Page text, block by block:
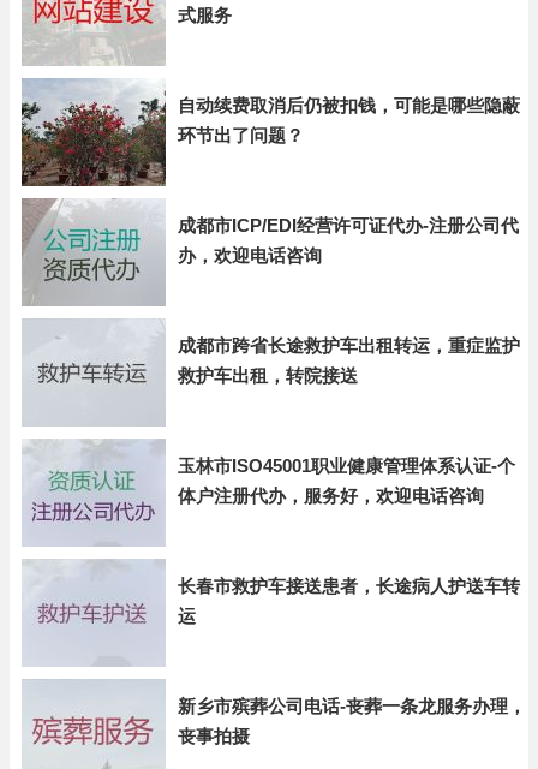
式服务
自动续费取消后仍被扣钱，可能是哪些隐蔽
环节出了问题？
成都市ICP/EDI经营许可证代办-注册公司代
办，欢迎电话咨询
成都市跨省长途救护车出租转运，重症监护
救护车出租，转院接送
玉林市ISO45001职业健康管理体系认证-个
体户注册代办，服务好，欢迎电话咨询
长春市救护车接送患者，长途病人护送车转
运
新乡市殡葬公司电话-丧葬一条龙服务办理，
丧事拍摄